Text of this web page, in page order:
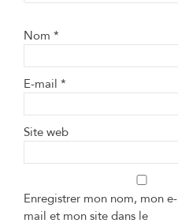
Nom *
E-mail *
Site web
Enregistrer mon nom, mon e-
mail et mon site dans le